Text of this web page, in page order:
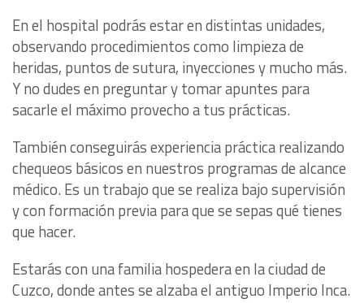
En el hospital podrás estar en distintas unidades,
observando procedimientos como limpieza de
heridas, puntos de sutura, inyecciones y mucho más.
Y no dudes en preguntar y tomar apuntes para
sacarle el máximo provecho a tus prácticas.
También conseguirás experiencia práctica realizando
chequeos básicos en nuestros programas de alcance
médico. Es un trabajo que se realiza bajo supervisión
y con formación previa para que se sepas qué tienes
que hacer.
Estarás con una familia hospedera en la ciudad de
Cuzco, donde antes se alzaba el antiguo Imperio Inca.